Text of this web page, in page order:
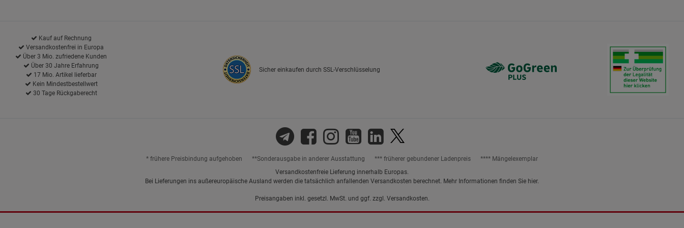
Kauf auf Rechnung
Versandkostenfrei in Europa
Über 3 Mio. zufriedene Kunden
Über 30 Jahre Erfahrung
17 Mio. Artikel lieferbar
Kein Mindestbestellwert
30 Tage Rückgaberecht
Sicher einkaufen durch SSL-Verschlüsselung
* frühere Preisbindung aufgehoben **Sonderausgabe in anderer Ausstattung *** früherer gebundener Ladenpreis
**** Mängelexemplar
Versandkostenfreie Lieferung innerhalb Europas.
Bei Lieferungen ins außereuropäische Ausland werden die tatsächlich anfallenden Versandkosten berechnet. Mehr Informationen finden Sie hier.
Preisangaben inkl. gesetzl. MwSt. und ggf. zzgl. Versandkosten.